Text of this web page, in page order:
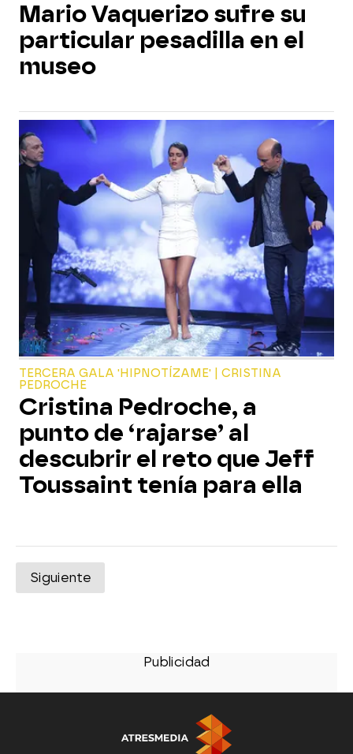
Mario Vaquerizo sufre su
particular pesadilla en el
museo
TERCERA GALA 'HIPNOTÍZAME' | CRISTINA
PEDROCHE
Cristina Pedroche, a
punto de ‘rajarse’ al
descubrir el reto que Jeff
Toussaint tenía para ella
Siguiente